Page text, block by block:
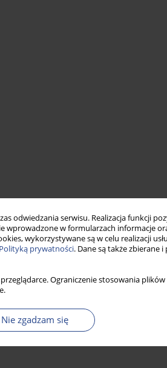
odwiedzania serwisu. Realizacja funkcji
wprowadzone w formularzach informacje
wykorzystywane są w celu realizacji
Polityką prywatności. Dane są także zbierane
Ograniczenie stosowania
Nie zgadzam się